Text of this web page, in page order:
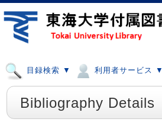
目録検索 ▼ 利用者サービス ▼
Bibliography Details